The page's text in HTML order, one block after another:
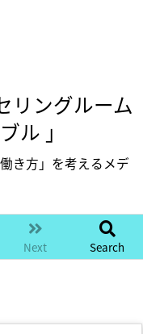
リングルーム
ル 」
き方」を考えるメデ
Next Search